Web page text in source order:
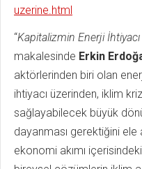
uzerine.html
“Kapitalizmin Enerji
makalesinde Erkin
aktörlerinden biri olan
ihtiyacı üzerinden, iklim
sağlayabilecek büyük
dayanması gerektiğini
ekonomi akımı